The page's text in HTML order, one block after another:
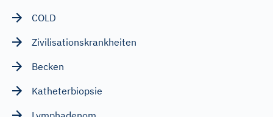
COLD
Zivilisationskrankheiten
Becken
Katheterbiopsie